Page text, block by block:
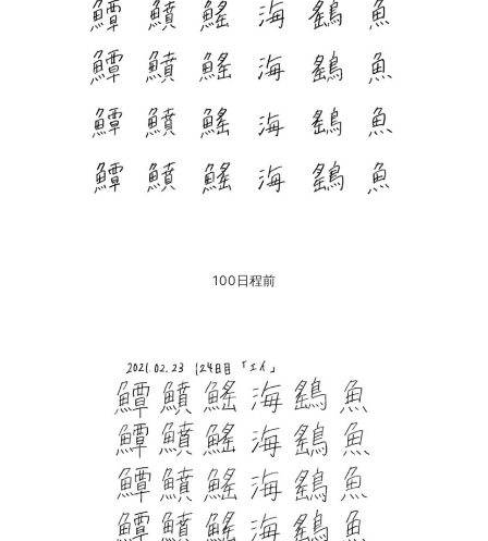
100日程前